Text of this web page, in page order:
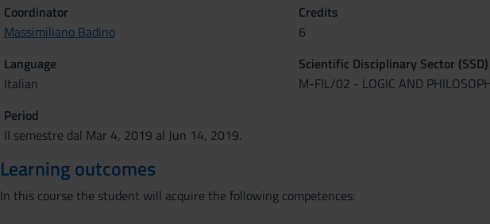
Coordinator
Massimiliano Badino
Credits
6
Language
Italian
Scientific Disciplinary Sector (SSD)
M-FIL/02 - LOGIC AND
Period
II semestre dal Mar 4, 2019 al Jun 14, 2019.
Learning outcomes
In this course the student will acquire the following competences: